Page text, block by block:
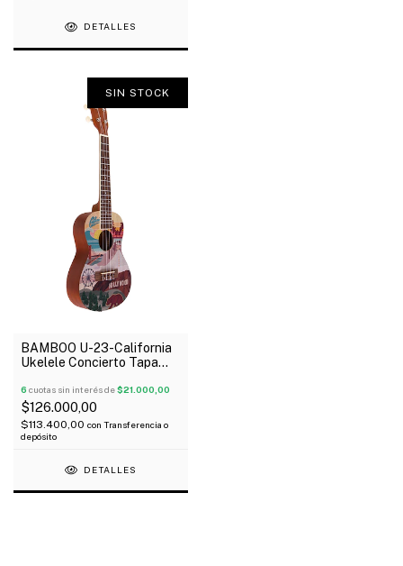
DETALLES
SIN STOCK
BAMBOO U-23-California
Ukelele Concierto Tapa
6 cuotas sin interés de$21.000,00
$126.000,00
$113.400,00 con Transferencia o
depósito
DETALLES